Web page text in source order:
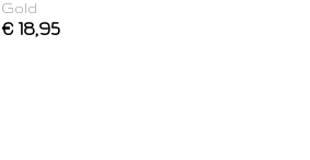
Gold
€ 18,95